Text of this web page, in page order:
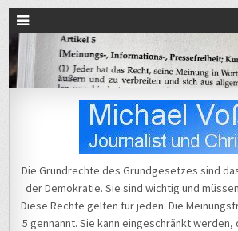
Michael Voß
Die Grundrechte des Grundgesetzes sind
der Demokratie. Sie sind wichtig und
Diese Rechte gelten für jeden. Die
5 gennannt. Sie kann eingeschränkt werden,